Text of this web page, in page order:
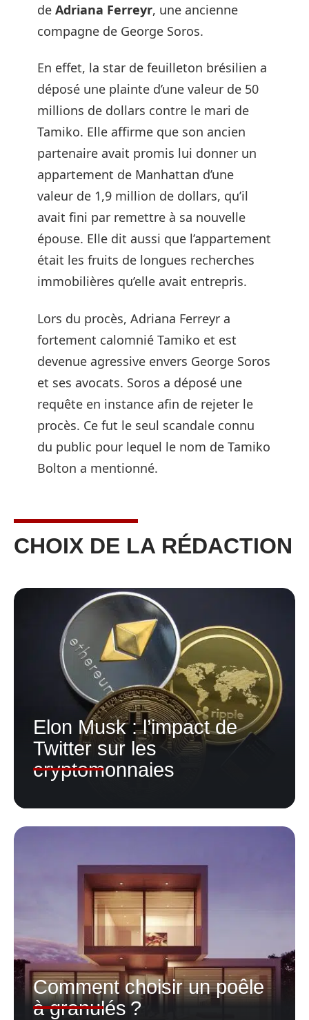
de Adriana Ferreyr, une ancienne
compagne de George Soros.
En effet, la star de feuilleton brésilien a
déposé une plainte d’une valeur de 50
millions de dollars contre le mari de
Tamiko. Elle affirme que son ancien
partenaire avait promis lui donner un
appartement de Manhattan d’une
valeur de 1,9 million de dollars, qu’il
avait fini par remettre à sa nouvelle
épouse. Elle dit aussi que l’appartement
était les fruits de longues recherches
immobilières qu’elle avait entrepris.
Lors du procès, Adriana Ferreyr a
fortement calomnié Tamiko et est
devenue agressive envers George Soros
et ses avocats. Soros a déposé une
requête en instance afin de rejeter le
procès. Ce fut le seul scandale connu
du public pour lequel le nom de Tamiko
Bolton a mentionné.
CHOIX DE LA RÉDACTION
Elon Musk : l’impact de
Twitter sur les
cryptomonnaies
Comment choisir un poêle
à granulés ?